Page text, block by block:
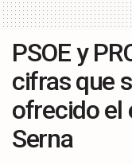
PSOE y
cifras que
ofrecido el
Serna